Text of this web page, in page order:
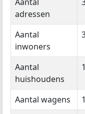
Aantal
adressen
Aantal
inwoners
Aantal
huishoudens
Aantal wagens